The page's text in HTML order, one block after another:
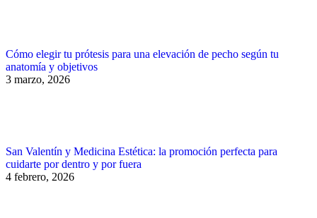
Cómo elegir tu prótesis para una elevación de pecho según tu
anatomía y objetivos
3 marzo, 2026
San Valentín y Medicina Estética: la promoción perfecta para
cuidarte por dentro y por fuera
4 febrero, 2026